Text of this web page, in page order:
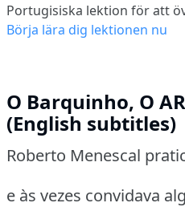
Portugisiska lektion för att
Börja lära dig lektionen nu
O Barquinho, O
(English subtitles)
Roberto Menescal
e às vezes convidava